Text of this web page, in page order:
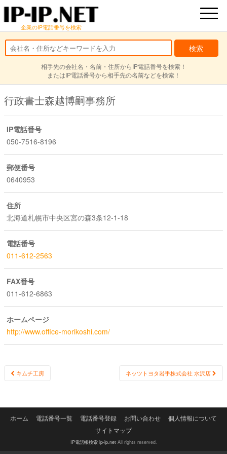
企業のIP電話番号を検索
相手先の会社名・名前・住所からIP電話番号を検索！
またはIP電話番号から相手先の名前などを検索！
行政書士森越博嗣事務所
IP電話番号
050-7516-8196
郵便番号
0640953
住所
北海道札幌市中央区宮の森3条12-1-18
電話番号
011-612-2563
FAX番号
011-612-6863
ホームページ
http://www.office-morikoshi.com/
Post
キムチ工房 ネッツトヨタ岩手株式会社 水沢店
ホーム 電話番号一覧 電話番号登録 お問い合わせ
個人情報について
サイトマップ
IP電話帳検索 ip-ip.netAll rights reserved.